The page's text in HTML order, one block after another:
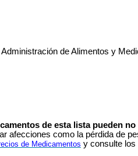
de Alimentos y
de esta lista pueden
como la pérdida de
de Medicamentos y consulte los